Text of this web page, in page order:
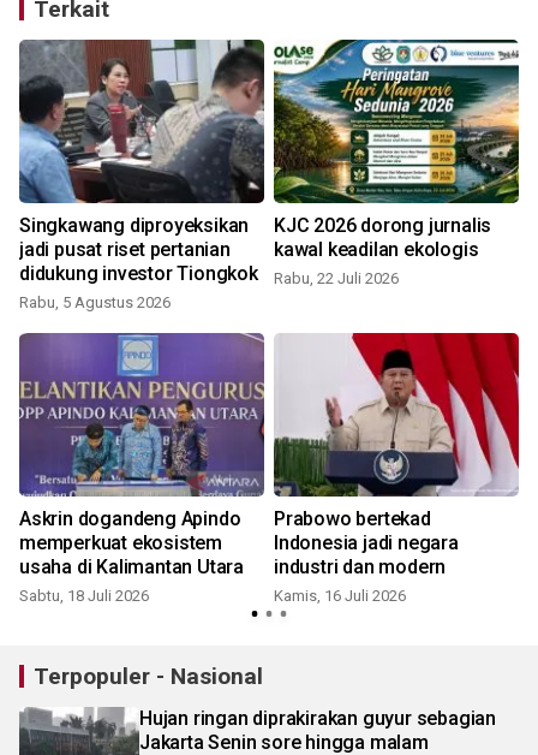
Terkait
Singkawang diproyeksikan
jadi pusat riset pertanian
didukung investor Tiongkok
Rabu, 5 Agustus 2026
KJC 2026 dorong jurnalis
kawal keadilan ekologis
Rabu, 22 Juli 2026
Askrin dogandeng Apindo
memperkuat ekosistem
usaha di Kalimantan Utara
Sabtu, 18 Juli 2026
Prabowo bertekad
Indonesia jadi negara
industri dan modern
Kamis, 16 Juli 2026
Terpopuler - Nasional
Hujan ringan diprakirakan guyur sebagian
Jakarta Senin sore hingga malam